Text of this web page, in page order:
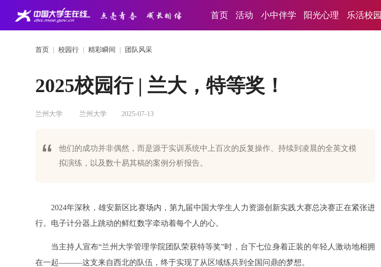
首页 活动 小中伴学 阳光心理 乐活校园
首页 校园行 精彩瞬间 团队风采
2025校园行 | 兰大，特等奖！
兰州大学 兰州大学 2025-07-13
他们的成功并非偶然，而是源于实训系统中上百次的反复操作、持续到凌晨的全英文模
拟演练，以及数十易其稿的案例分析报告。
2024年深秋，雄安新区比赛场内，第九届中国大学生人力资源创新实践大赛总决赛正在紧张进
行。电子计分器上跳动的鲜红数字牵动着每个人的心。
当主持人宣布“兰州大学管理学院团队荣获特等奖”时，台下七位身着正装的年轻人激动地相拥
在一起———这支来自西北的队伍，终于实现了从区域练兵到全国问鼎的梦想。